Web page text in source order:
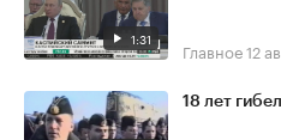
1:31 Главное12
18 лет